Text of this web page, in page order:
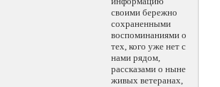
своими бережно
сохраненными
воспоминаниями о
тех, кого уже нет с
нами рядом,
рассказами о ныне
живых ветеранах,